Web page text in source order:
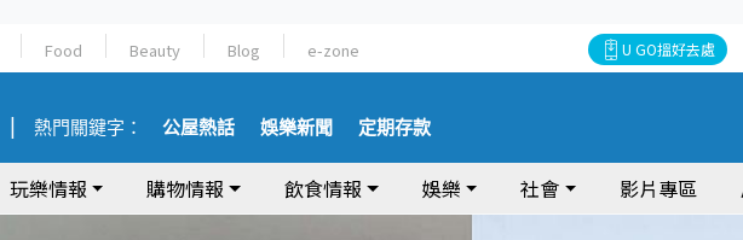
Food Beauty Blog e-zone U GO搵好去處
熱門關鍵字： 公屋熱話 娛樂新聞 定期存款
玩樂情報 購物情報 飲食情報 娛樂 社會 影片專區